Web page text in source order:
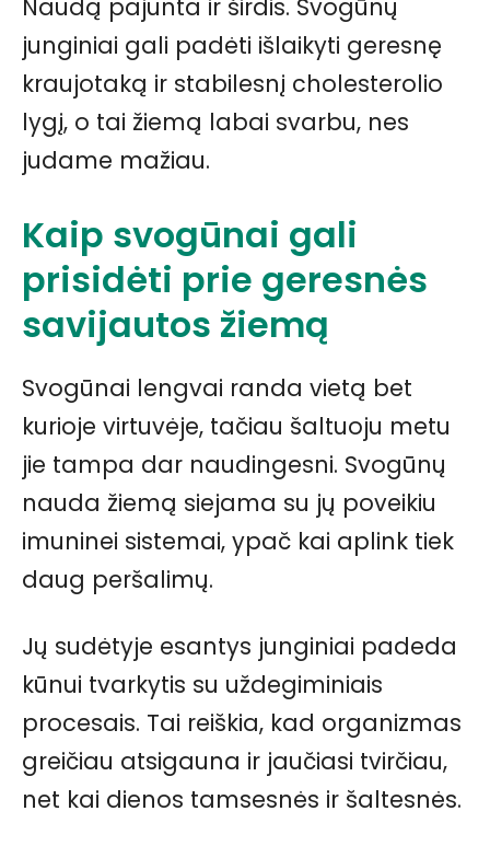
Naudą pajunta ir širdis. Svogūnų
junginiai gali padėti išlaikyti geresnę
kraujotaką ir stabilesnį cholesterolio
lygį, o tai žiemą labai svarbu, nes
judame mažiau.
Kaip svogūnai gali
prisidėti prie geresnės
savijautos žiemą
Svogūnai lengvai randa vietą bet
kurioje virtuvėje, tačiau šaltuoju metu
jie tampa dar naudingesni. Svogūnų
nauda žiemą siejama su jų poveikiu
imuninei sistemai, ypač kai aplink tiek
daug peršalimų.
Jų sudėtyje esantys junginiai padeda
kūnui tvarkytis su uždegiminiais
procesais. Tai reiškia, kad organizmas
greičiau atsigauna ir jaučiasi tvirčiau,
net kai dienos tamsesnės ir šaltesnės.